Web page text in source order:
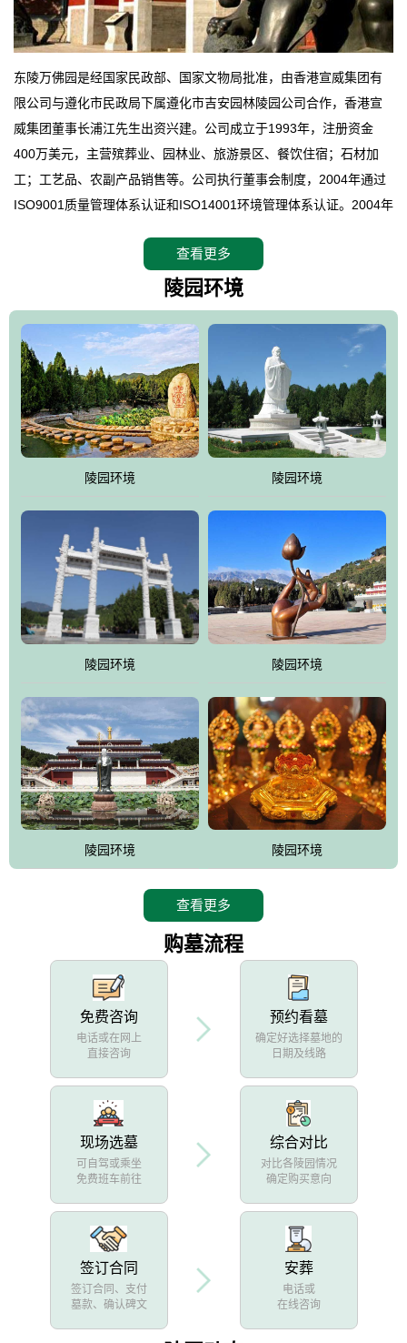
东陵万佛园是经国家民政部、国家文物局批准，由香港宣威集团有
限公司与遵化市民政局下属遵化市吉安园林陵园公司合作，香港宣
威集团董事长浦江先生出资兴建。公司成立于1993年，注册资金
400万美元，主营殡葬业、园林业、旅游景区、餐饮住宿；石材加
工；工艺品、农副产品销售等。公司执行董事会制度，2004年通过
ISO9001质量管理体系认证和ISO14001环境管理体系认证。2004年
拥有4A级旅游区头衔的花园式陵园，园内建有四星级酒店一座。
万佛园位于遵化市境内，座落在世界文化遗产清东陵地形墙内，地
形绝佳，地理位置优越，交通便利。公司以“建设全国顶级人生后花
园、打造佛教精品旅游圣地”为目标，以海外归侨、国内外知名人士
的墓地安葬、祭祀吊亡并结合旅游参观构成其主要使用功能；以苍
郁绚丽、优雅宜人的园林景观构成其外部形象。通过墓园建设与造
园手法相结合的默契操作，建成一处特色鲜明、服务周全、环境优
美、民族风格突出，与周边文物古迹交相呼应的极具吸引力的花园
式园林。
万佛园工程一期占地448亩，目前完成投资近12亿元人民币，园区采
用全仿古式建筑，寻求与世界文化遗产地清东陵的和谐统一，在园
区建设中寻求陵园建设与景区建设的有机融合，充分发挥独一无二
的地形优势，打造现代艺术园林，建设旅游景观、寺庙、酒店等综
合服务设施，服务于陵园经营，使企业的多元化经营项目相互依
托、相互促进，园区绿化覆盖率达90%。
查看更多
陵园环境
陵园环境 陵园环境
陵园环境 陵园环境
陵园环境 陵园环境
查看更多
购墓流程
免费咨询
电话或在网上
直接咨询
预约看墓
确定好选择墓地的
日期及线路
现场选墓
可自驾或乘坐
免费班车前往
综合对比
对比各陵园情况
确定购买意向
签订合同
签订合同、支付
墓款、确认碑文
安葬
电话或
在线咨询